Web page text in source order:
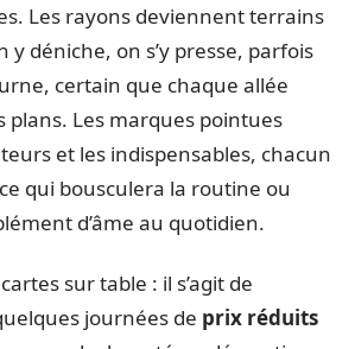
Les rayons deviennent terrains
y déniche, on s’y presse, parfois
certain que chaque allée
plans. Les marques pointues
et les indispensables, chacun
qui bousculera la routine ou
d’âme au quotidien.
sur table : il s’agit de
journées de prix réduits